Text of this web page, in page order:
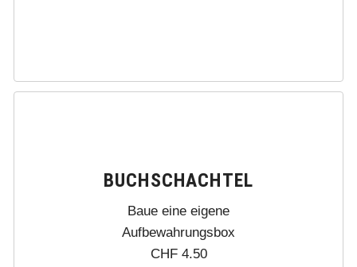
BUCHSCHACHTEL
Baue eine eigene
Aufbewahrungsbox
CHF4.50